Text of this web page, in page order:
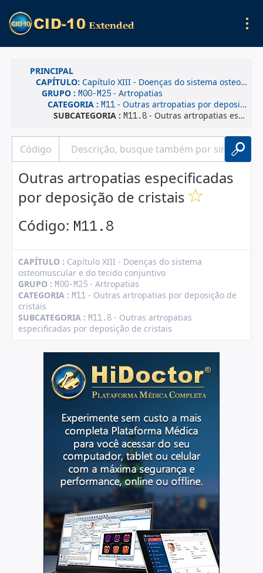
PRINCIPAL
CAPÍTULO: Capítulo XIII - Doenças do sistema osteomuscular e do tecido conjuntivo
GRUPO : M00-M25 - Artropatias
CATEGORIA : M11 - Outras artropatias por deposição de cristais
SUBCATEGORIA : M11.8 - Outras artropatias especificadas por deposição de cristais
Outras artropatias especificadas
por deposição de cristais
Código: M11.8
CAPÍTULO : Capítulo XIII - Doenças do sistema
osteomuscular e do tecido conjuntivo
GRUPO : M00-M25 - Artropatias
CATEGORIA : M11 - Outras artropatias por deposição de
cristais
SUBCATEGORIA : M11.8 - Outras artropatias
especificadas por deposição de cristais